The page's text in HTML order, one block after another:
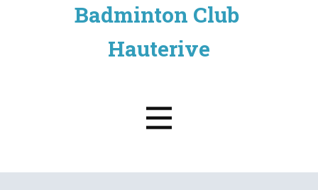
Badminton Club ​
Hauterive
Gibloux Cup